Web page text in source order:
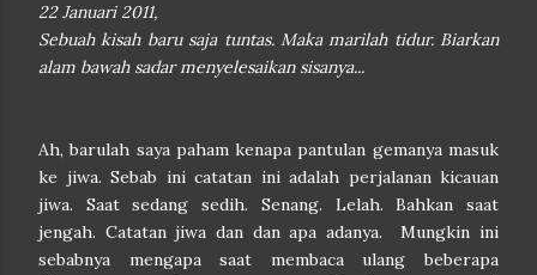
22 Januari 2011,
Sebuah kisah baru saja tuntas. Maka marilah tidur. Biarkan
alam bawah sadar menyelesaikan sisanya...
Ah, barulah saya paham kenapa pantulan gemanya masuk
ke jiwa. Sebab ini catatan ini adalah perjalanan kicauan
jiwa. Saat sedang sedih. Senang. Lelah. Bahkan saat
jengah. Catatan jiwa dan dan apa adanya. Mungkin ini
sebabnya mengapa saat membaca ulang beberapa